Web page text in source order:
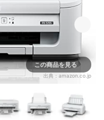
この商品を見る
出典： amazon.co.jp